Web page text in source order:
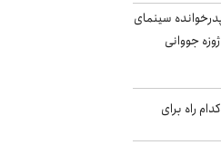
سینمای
جووانی
راه برای